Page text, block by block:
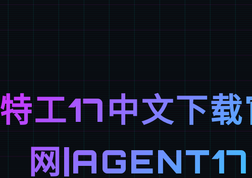
特工17中文下
网|AGENT17